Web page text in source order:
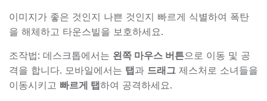
이미지가 좋은 것인지 나쁜 것인지 빠르게 식별하여 폭탄
을 해체하고 타운스빌을 보호하세요.
조작법: 데스크톱에서는 왼쪽 마우스 버튼으로 이동 및 공
격을 합니다. 모바일에서는 탭과 드래그 제스처로 소녀들을
이동시키고 빠르게 탭하여 공격하세요.